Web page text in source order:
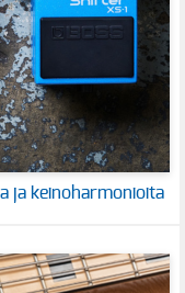
ja keinoharmonioita